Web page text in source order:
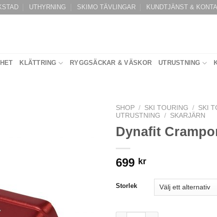
UTHYRNING SKIMO TÄVLINGAR KUNDTJÄNST &
KLÄTTRING RYGGSÄCKAR & VÄSKOR UTRUSTNING
SHOP / SKI TOURING / SKI
UTRUSTNING
/ SKARJÄRN
Dynafit
699 kr
Storlek